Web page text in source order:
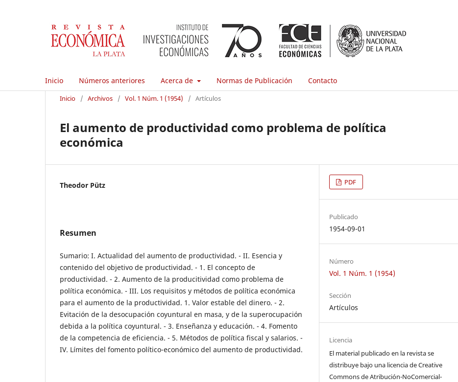
Inicio Números anteriores Acerca de Normas de Publicación Contacto
Inicio / Archivos / Vol. 1 Núm. 1 (1954) / Artículos
El aumento de productividad como problema de política
económica
Theodor Pütz
Resumen
Sumario: I. Actualidad del aumento de productividad. - II. Esencia y
contenido del objetivo de productividad. - 1. El concepto de
productividad. - 2. Aumento de la producitividad como problema de
política económica. - III. Los requisitos y métodos de política económica
para el aumento de la productividad. 1. Valor estable del dinero. - 2.
Evitación de la desocupación coyuntural en masa, y de la superocupación
debida a la política coyuntural. - 3. Enseñanza y educación. - 4. Fomento
de la competencia de eficiencia. - 5. Métodos de política fiscal y salarios. -
IV. Límites del fomento político-económico del aumento de productividad.
PDF
Publicado
1954-09-01
Número
Vol. 1 Núm. 1 (1954)
Sección
Artículos
Licencia
El material publicado en la revista se
distribuye bajo una licencia de Creative
Commons de Atribución-NoComercial-